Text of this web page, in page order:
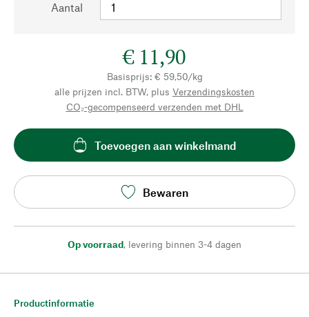
Aantal
€ 11,90
Basisprijs: € 59,50/kg
alle prijzen incl. BTW, plus Verzendingskosten
CO₂-gecompenseerd verzenden met DHL
Toevoegen aan winkelmand
Bewaren
Op voorraad, levering binnen 3-4 dagen
Productinformatie